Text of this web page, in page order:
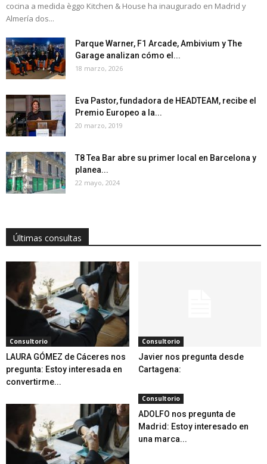
cocina a medida èggo Kitchen & House ha inaugurado en Madrid y
Almería dos...
Parque Warner, F1 Arcade, Ambivium y The
Garage analizan cómo el...
18 marzo, 2026
Eva Pastor, fundadora de HEADTEAM, recibe el
Premio Europeo a la...
20 marzo, 2019
T8 Tea Bar abre su primer local en Barcelona y
planea...
22 mayo, 2024
Últimas consultas
Consultorio
LAURA GÓMEZ de Cáceres nos
pregunta: Estoy interesada en
convertirme...
Consultorio
Javier nos pregunta desde
Cartagena:
Consultorio
ADOLFO nos pregunta de
Madrid: Estoy interesado en
una marca...